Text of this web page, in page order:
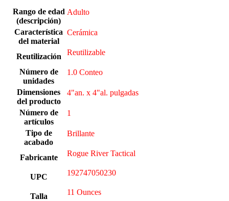
Rango de edad
(descripción)
Adulto
Característica
del material
Cerámica
Reutilización ‎Reutilizable
Número de
unidades
1.0 Conteo
Dimensiones
del producto
4"an. x 4"al. pulgadas
Número de
artículos
‎1
Tipo de
acabado
‎Brillante
Fabricante Rogue River Tactical
UPC 192747050230
Talla 11 Ounces